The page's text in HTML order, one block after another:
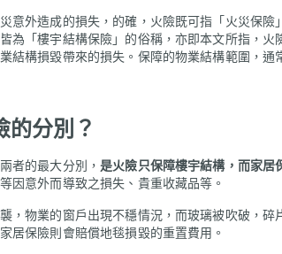
意外造成的損失，的確，火險既可指「火災保
為「樓宇結構保險」的俗稱，亦即本文所指，火
結構損毀帶來的損失。保障的物業結構範圍，
的分別？
者的最大分別，是火險只保障樓宇結構，而家居
等因意外而導致之損失、貴重收藏品等。
，物業的窗戶出現不穩情況，而玻璃被吹破，
居保險則會賠償地毯損毀的重置費用。